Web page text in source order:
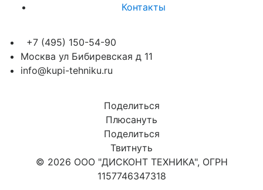
Контакты
+7 (495) 150-54-90
Москва ул Бибиревская д 11
info@kupi-tehniku.ru
Поделиться
Плюсануть
Поделиться
Твитнуть
© 2026 ООО "ДИСКОНТ ТЕХНИКА", ОГРН
1157746347318